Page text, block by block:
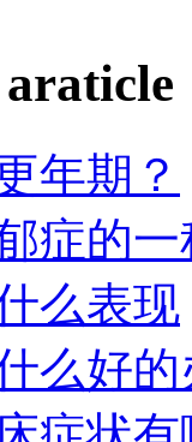
年期？
症的
么表现
么好